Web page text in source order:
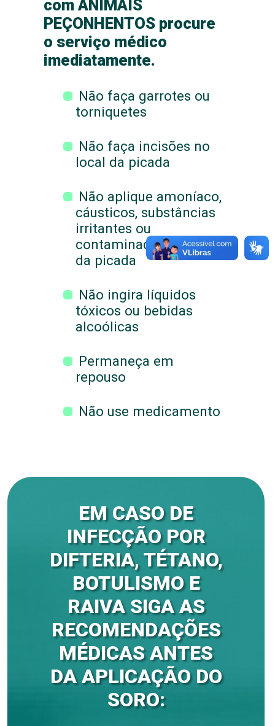
com ANIMAIS
PEÇONHENTOS procure
o serviço médico
imediatamente.
Não faça garrotes ou
torniquetes
Não faça incisões no
local da picada
Não aplique amoníaco,
cáusticos, substâncias
irritantes ou
contaminadas no local
da picada
Não ingira líquidos
tóxicos ou bebidas
alcoólicas
Permaneça em
repouso
Não use medicamento
EM CASO DE
INFECÇÃO POR
DIFTERIA, TÉTANO,
BOTULISMO E
RAIVA SIGA AS
RECOMENDAÇÕES
MÉDICAS ANTES
DA APLICAÇÃO DO
SORO: